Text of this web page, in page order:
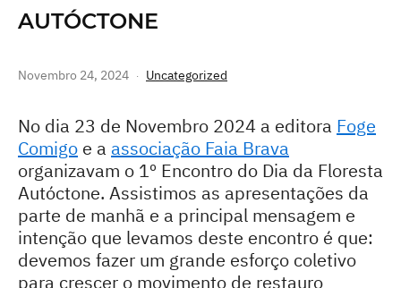
AUTÓCTONE
Novembro 24, 2024 Uncategorized
No dia 23 de Novembro 2024 a editora Foge
Comigo e a associação Faia Brava
organizavam o 1º Encontro do Dia da Floresta
Autóctone. Assistimos as apresentações da
parte de manhã e a principal mensagem e
intenção que levamos deste encontro é que:
devemos fazer um grande esforço coletivo
para crescer o movimento de restauro